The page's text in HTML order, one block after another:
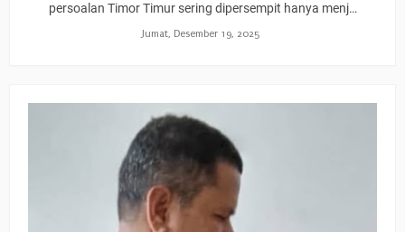
persoalan Timor Timur sering dipersempit hanya menj…
Jumat, Desember 19, 2025